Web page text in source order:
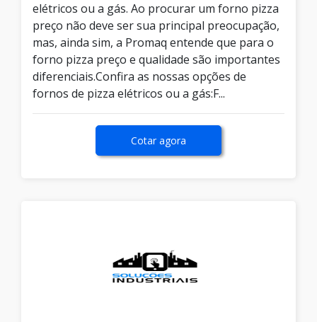
elétricos ou a gás. Ao procurar um forno pizza
preço não deve ser sua principal preocupação,
mas, ainda sim, a Promaq entende que para o
forno pizza preço e qualidade são importantes
diferenciais.Confira as nossas opções de
fornos de pizza elétricos ou a gás:F...
Cotar agora